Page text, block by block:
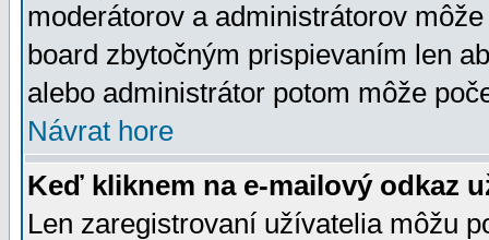
moderátorov a administrátorov
board zbytočným prispievaním len
alebo administrátor potom môže
Návrat hore
Keď kliknem na e-mailový odkaz
Len zaregistrovaní užívatelia môžu